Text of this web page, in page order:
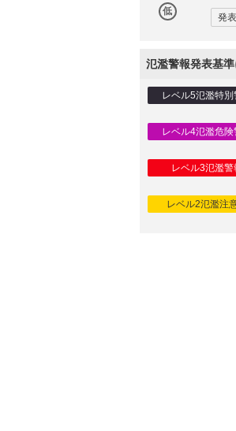
低
発
氾濫警報発表基
レベル5氾濫特別
レベル4氾濫危険
レベル3氾濫警
レベル2氾濫注